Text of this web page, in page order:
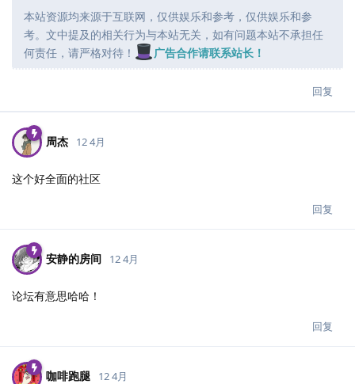
本站资源均来源于互联网，仅供娱乐和参考，仅供娱乐和参
考。文中提及的相关行为与本站无关，如有问题本站不承担任
何责任，请严格对待！
广告合作请联系站长！
回复
周杰 12 4月
这个好全面的社区
回复
安静的房间 12 4月
论坛有意思哈哈！
回复
咖啡跑腿 12 4月